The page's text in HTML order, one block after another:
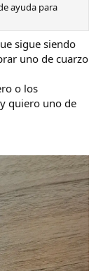
ayuda para
sigue siendo
uno de cuarzo
o los
quiero uno de